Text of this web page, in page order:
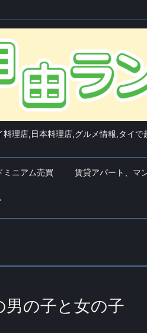
理店,日本料理店,グルメ情報,タイ
ミニアム売買 賃貸アパート、マ
男の子と女の子